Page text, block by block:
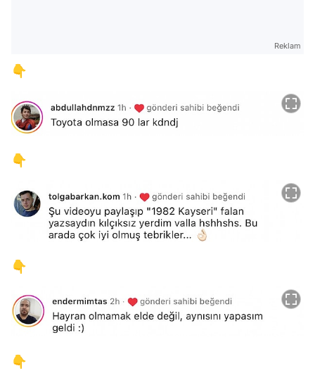
Reklam
👇
👇
👇
👇